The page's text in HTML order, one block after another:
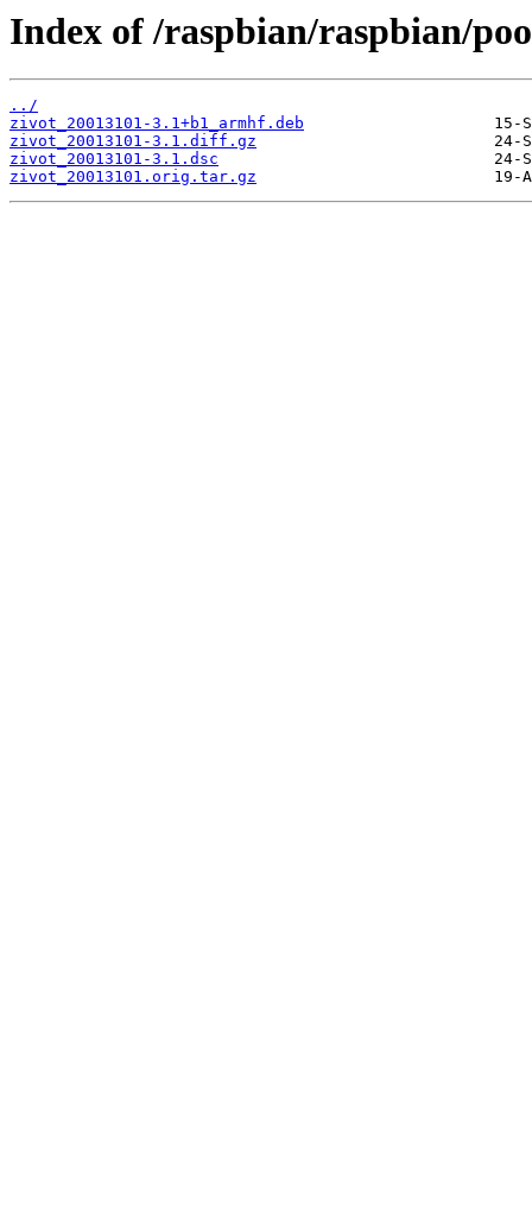
Index of /raspbian/raspbian/
../
zivot_20013101-3.1+b1_armhf.deb
zivot_20013101-3.1.diff.gz
zivot_20013101-3.1.dsc
zivot_20013101.orig.tar.gz